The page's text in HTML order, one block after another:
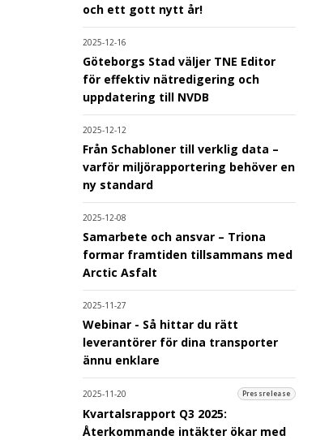
och ett gott nytt år!
2025-12-16
Göteborgs Stad väljer TNE Editor
för effektiv nätredigering och
uppdatering till NVDB
2025-12-12
Från Schabloner till verklig data –
varför miljörapportering behöver en
ny standard
2025-12-08
Samarbete och ansvar – Triona
formar framtiden tillsammans med
Arctic Asfalt
2025-11-27
Webinar - Så hittar du rätt
leverantörer för dina transporter
ännu enklare
2025-11-20 Pressrelease
Kvartalsrapport Q3 2025:
Återkommande intäkter ökar med